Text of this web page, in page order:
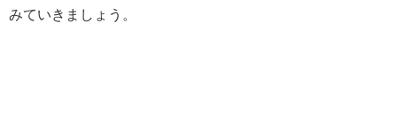
みていきましょう。